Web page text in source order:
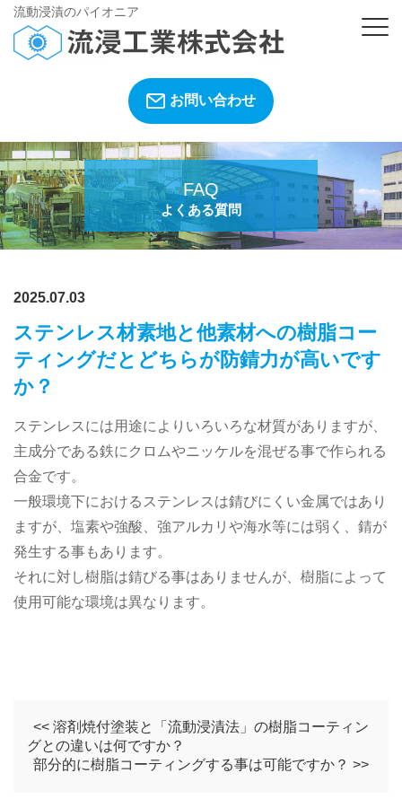
流動浸漬のパイオニア
お問い合わせ
FAQ
よくある質問
2025.07.03
ステンレス材素地と他素材への樹脂コー
ティングだとどちらが防錆力が高いです
か？
ステンレスには用途によりいろいろな材質がありますが、
主成分である鉄にクロムやニッケルを混ぜる事で作られる
合金です。
一般環境下におけるステンレスは錆びにくい金属ではあり
ますが、塩素や強酸、強アルカリや海水等には弱く、錆が
発生する事もあります。
それに対し樹脂は錆びる事はありませんが、樹脂によって
使用可能な環境は異なります。
<< 溶剤焼付塗装と「流動浸漬法」の樹脂コーティン
グとの違いは何ですか？
部分的に樹脂コーティングする事は可能ですか？ >>